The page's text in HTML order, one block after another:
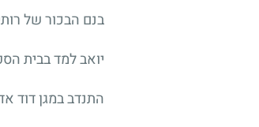
בנם הבכור של
יואב למד בבית
התנדב במגן דוד